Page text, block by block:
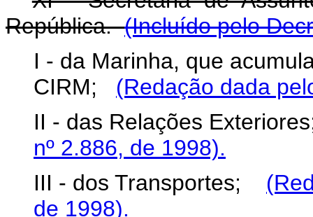
República.(Incluído pelo
I - da Marinha, que
CIRM; (Redação dada
II - das Relações
nº 2.886, de 1998).
III - dos Transportes;
de 1998).